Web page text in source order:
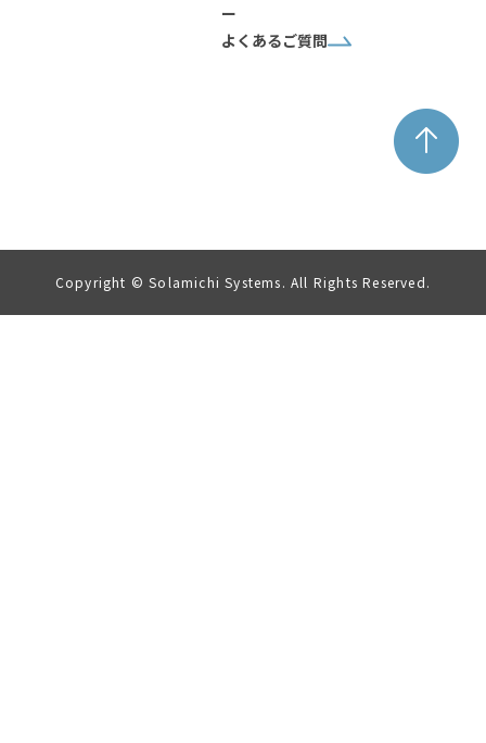
ー
よくあるご質問
Copyright © Solamichi Systems. All Rights Reserved.